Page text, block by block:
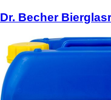
Dr. Becher